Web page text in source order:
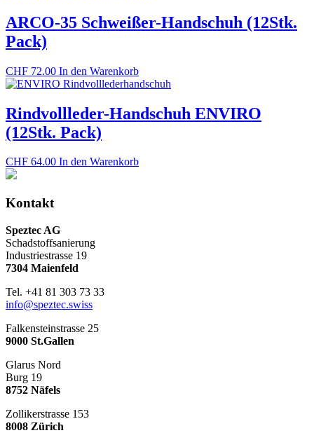
ARCO-35 Schweißer-Handschuh (12Stk.
Pack)
CHF 72.00 In den Warenkorb
Rindvollleder-Handschuh ENVIRO
(12Stk. Pack)
CHF 64.00 In den Warenkorb
Kontakt
Speztec AG
Schadstoffsanierung
Industriestrasse 19
7304 Maienfeld
Tel. +41 81 303 73 33
info@speztec.swiss
Falkensteinstrasse 25
9000 St.Gallen
Glarus Nord
Burg 19
8752 Näfels
Zollikerstrasse 153
8008 Zürich